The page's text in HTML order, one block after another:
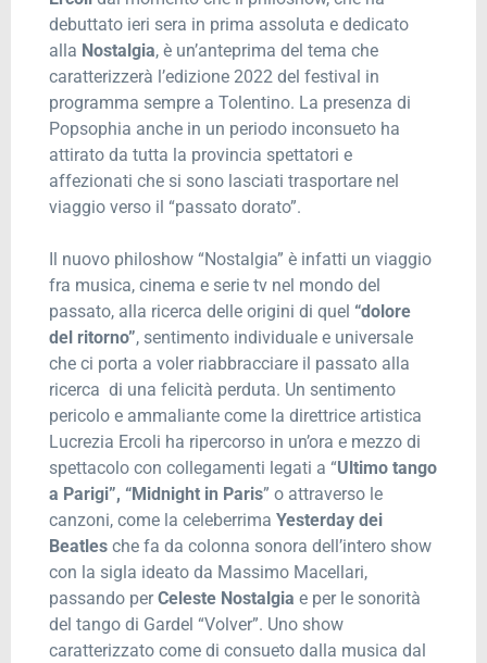
debuttato ieri sera in prima assoluta e dedicato
alla Nostalgia, è un’anteprima del tema che
caratterizzerà l’edizione 2022 del festival in
programma sempre a Tolentino. La presenza di
Popsophia anche in un periodo inconsueto ha
attirato da tutta la provincia spettatori e
affezionati che si sono lasciati trasportare nel
viaggio verso il “passato dorato”.
Il nuovo philoshow “Nostalgia” è infatti un viaggio
fra musica, cinema e serie tv nel mondo del
passato, alla ricerca delle origini di quel “dolore
del ritorno”, sentimento individuale e universale
che ci porta a voler riabbracciare il passato alla
ricerca di una felicità perduta. Un sentimento
pericolo e ammaliante come la direttrice artistica
Lucrezia Ercoli ha ripercorso in un’ora e mezzo di
spettacolo con collegamenti legati a “Ultimo tango
a Parigi”, “Midnight in Paris” o attraverso le
canzoni, come la celeberrima Yesterday dei
Beatles che fa da colonna sonora dell’intero show
con la sigla ideato da Massimo Macellari,
passando perCeleste Nostalgia e per le sonorità
del tango di Gardel “Volver”. Uno show
caratterizzato come di consueto dalla musica dal